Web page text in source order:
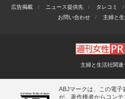
広告掲載
ニュース提供先 タレコミ
お問い合わせ
主婦と
主婦と生活社関連
ABJマークは、この電子
が、著作権者からコン